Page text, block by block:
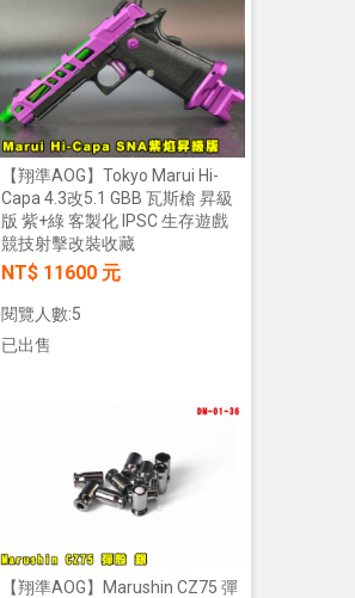
【翔準AOG】Tokyo Marui Hi-
Capa 4.3改5.1 GBB 瓦斯槍 昇級
版 紫+綠 客製化 IPSC 生存遊戲
競技射擊改裝收藏
NT$ 11600 元
閱覽人數:5
已出售
【翔準AOG】Marushin CZ75 彈